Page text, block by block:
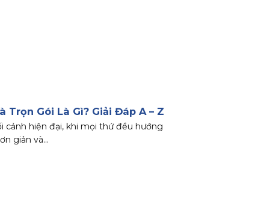
Trọn Gói Là Gì? Giải Đáp A – Z
cảnh hiện đại, khi mọi thứ đều hướng
giản và...